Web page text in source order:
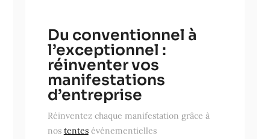
Du conventionnel à
l’exceptionnel :
réinventer vos
manifestations
d’entreprise
Réinventez chaque manifestation grâce à
nos tentesévénementielles